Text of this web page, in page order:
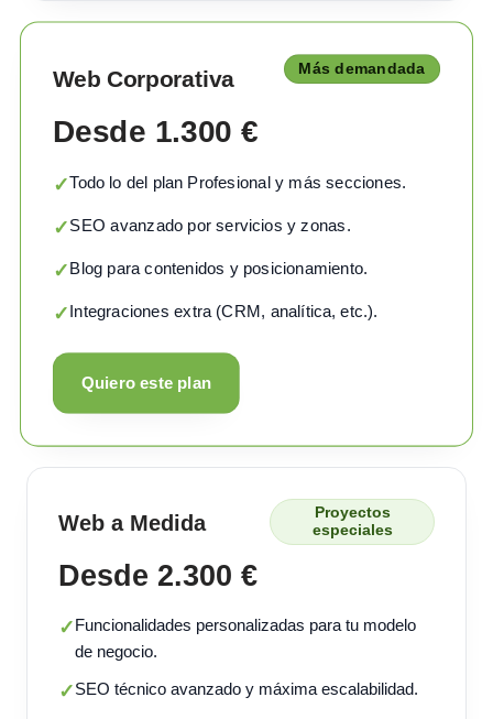
Web Corporativa Más demandada
Desde 1.300 €
✓Todo lo del plan Profesional y más secciones.
✓SEO avanzado por servicios y zonas.
✓Blog para contenidos y posicionamiento.
✓Integraciones extra (CRM, analítica, etc.).
Quiero este plan
Web a Medida
Proyectos
especiales
Desde 2.300 €
✓Funcionalidades personalizadas para tu modelo
de negocio.
✓SEO técnico avanzado y máxima escalabilidad.